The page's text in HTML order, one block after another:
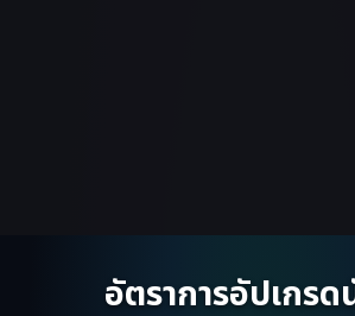
อัตราการอัปเกรด